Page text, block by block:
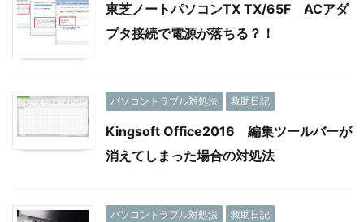
東芝ノートパソコンTX TX/65F ACアダ
プタ接続で電源が落ちる？！
パソコントラブル対処法 救助日記
Kingsoft Office2016 編集ツールバーが
消えてしまった場合の対処法
パソコントラブル対処法 救助日記